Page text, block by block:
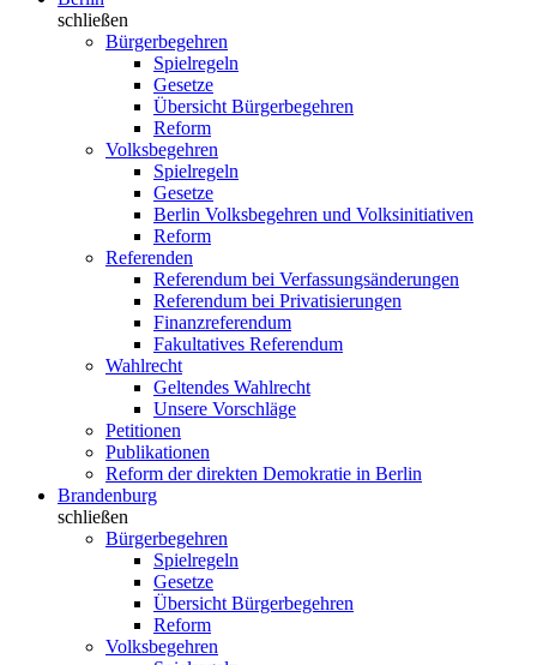
schließen
Bürgerbegehren
Spielregeln
Gesetze
Übersicht Bürgerbegehren
Reform
Volksbegehren
Spielregeln
Gesetze
Berlin Volksbegehren und Volksinitiativen
Reform
Referenden
Referendum bei Verfassungsänderungen
Referendum bei Privatisierungen
Finanzreferendum
Fakultatives Referendum
Wahlrecht
Geltendes Wahlrecht
Unsere Vorschläge
Petitionen
Publikationen
Reform der direkten Demokratie in Berlin
Brandenburg
schließen
Bürgerbegehren
Spielregeln
Gesetze
Übersicht Bürgerbegehren
Reform
Volksbegehren